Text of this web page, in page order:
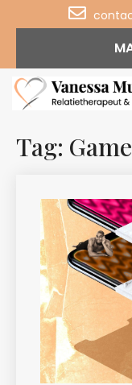
Tag: